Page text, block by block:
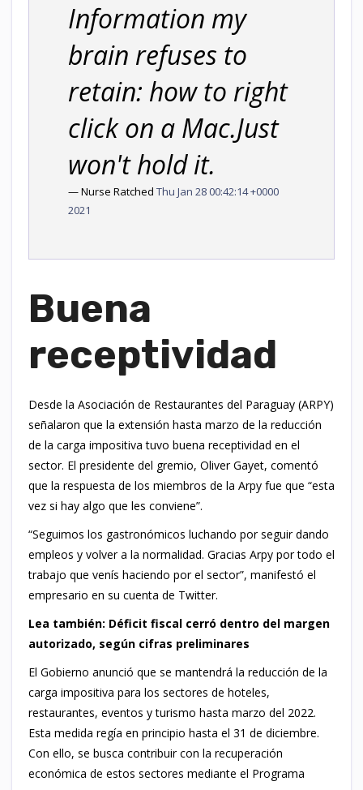
Information my
brain refuses to
retain: how to right
click on a Mac.Just
won't hold it.
— Nurse Ratched Thu Jan 28 00:42:14 +0000
2021
Buena
receptividad
Desde la Asociación de Restaurantes del Paraguay (ARPY)
señalaron que la extensión hasta marzo de la reducción
de la carga impositiva tuvo buena receptividad en el
sector. El presidente del gremio, Oliver Gayet, comentó
que la respuesta de los miembros de la Arpy fue que “esta
vez si hay algo que les conviene”.
“Seguimos los gastronómicos luchando por seguir dando
empleos y volver a la normalidad. Gracias Arpy por todo el
trabajo que venís haciendo por el sector”, manifestó el
empresario en su cuenta de Twitter.
Lea también: Déficit fiscal cerró dentro del margen
autorizado, según cifras preliminares
El Gobierno anunció que se mantendrá la reducción de la
carga impositiva para los sectores de hoteles,
restaurantes, eventos y turismo hasta marzo del 2022.
Esta medida regía en principio hasta el 31 de diciembre.
Con ello, se busca contribuir con la recuperación
económica de estos sectores mediante el Programa